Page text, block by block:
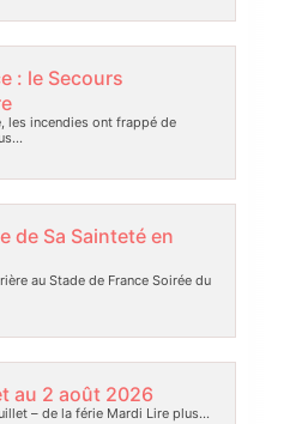
: le Secours
les incendies ont frappé de
de Sa Sainteté en
au Stade de France Soirée du
au 2 août 2026
– de la férie Mardi Lire plus…